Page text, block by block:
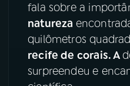
06VIDEOCASTS
fala sobre a
natureza
quilômetros
recife de corais. A
surpreendeu e